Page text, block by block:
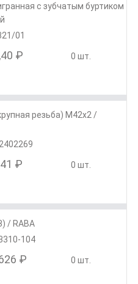
с зубчатым буртиком
01
₽ 0 шт.
резьба) М42х2 /
₽ 0 шт.
/ RABA
104
₽ 0 шт.